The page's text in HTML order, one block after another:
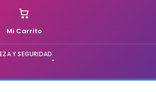
Mi Carrito
Y SEGURIDAD
▾